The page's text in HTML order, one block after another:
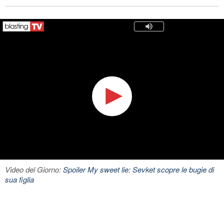
Video del Giorno:Spoiler My sweet lie: Sevket scopre le bugie di
sua figlia